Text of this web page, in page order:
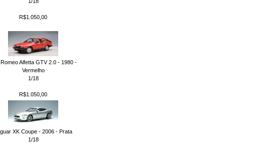
R$1.050,00
Alfetta GTV 2.0 - 1980 -
Vermelho
1/18
R$1.050,00
XK Coupe - 2006 - Prata
1/18